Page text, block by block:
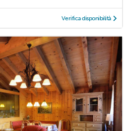
Verifica disponibilità